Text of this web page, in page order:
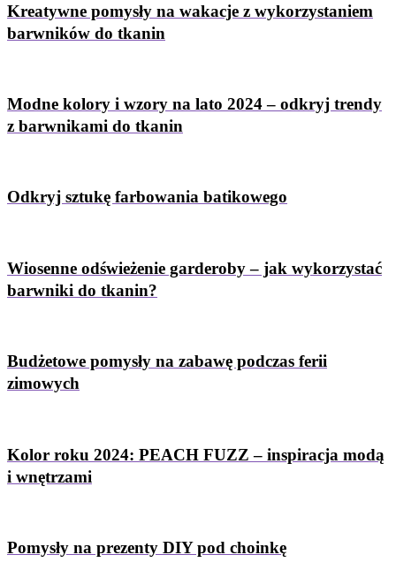
Kreatywne pomysły na wakacje z wykorzystaniem
barwników do tkanin
Modne kolory i wzory na lato 2024 – odkryj trendy
z barwnikami do tkanin
Odkryj sztukę farbowania batikowego
Wiosenne odświeżenie garderoby – jak wykorzystać
barwniki do tkanin?
Budżetowe pomysły na zabawę podczas ferii
zimowych
Kolor roku 2024: PEACH FUZZ – inspiracja modą
i wnętrzami
Pomysły na prezenty DIY pod choinkę